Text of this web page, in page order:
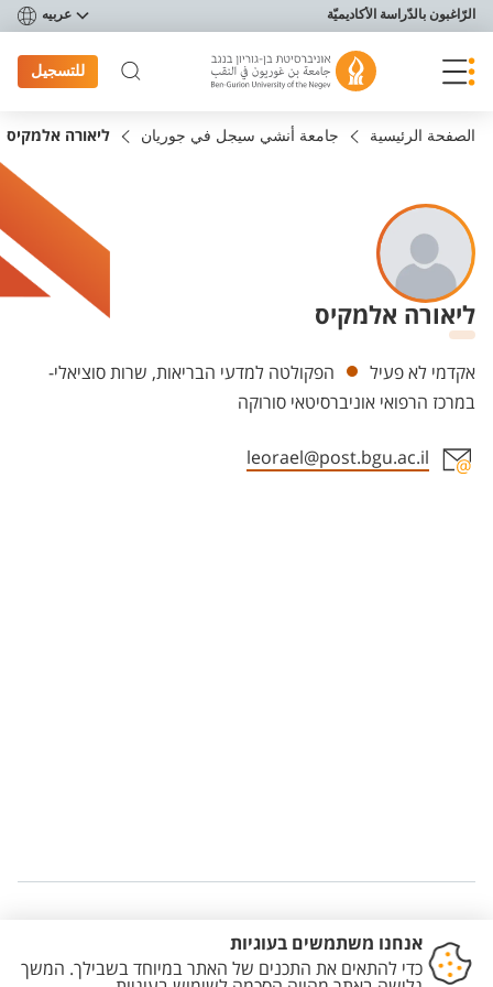
תפריט נגישות
الرّاغبون بالدّراسة الأكاديميّة عربيه
للتسجيل
الصفحة الرئيسية جامعة أنشي سيجل في جوريان ליאורה אלמקיס
ליאורה אלמקיס
Departments
אקדמי לא פעיל
הפקולטה למדעי הבריאות, שרות סוציאלי-
במרכז הרפואי אוניברסיטאי סורוקה
leorael@post.bgu.ac.il